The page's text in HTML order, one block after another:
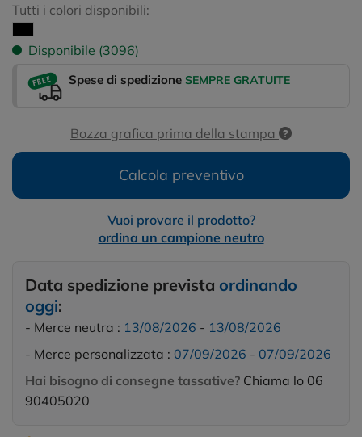
Tutti i colori disponibili:
Disponibile (3096)
Spese di spedizione SEMPRE GRATUITE
Bozza grafica prima della stampa
Calcola preventivo
Vuoi provare il prodotto?
ordina un campione neutro
Data spedizione prevista ordinando
oggi:
- Merce neutra : 13/08/2026 - 13/08/2026
- Merce personalizzata : 07/09/2026 - 07/09/2026
Hai bisogno di consegne tassative? Chiama lo 06
90405020